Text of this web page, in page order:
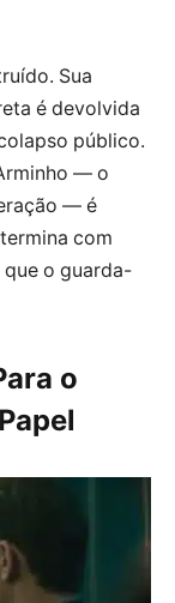
Sua
é devolvida
público.
— o
— é
com
que o guarda-
o